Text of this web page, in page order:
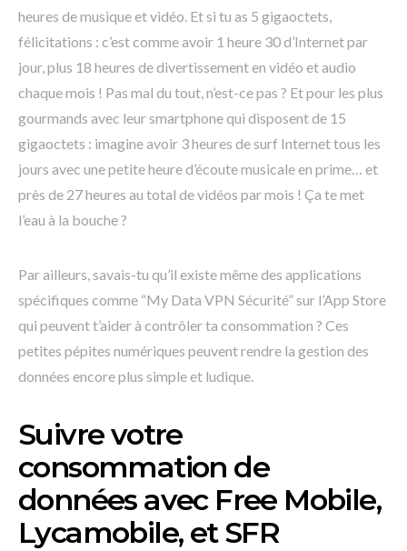
heures de musique et vidéo. Et si tu as 5 gigaoctets,
félicitations : c’est comme avoir 1 heure 30 d’Internet par
jour, plus 18 heures de divertissement en vidéo et audio
chaque mois ! Pas mal du tout, n’est-ce pas ? Et pour les plus
gourmands avec leur smartphone qui disposent de 15
gigaoctets : imagine avoir 3 heures de surf Internet tous les
jours avec une petite heure d’écoute musicale en prime… et
près de 27 heures au total de vidéos par mois ! Ça te met
l’eau à la bouche ?
Par ailleurs, savais-tu qu’il existe même des applications
spécifiques comme “My Data VPN Sécurité” sur l’App Store
qui peuvent t’aider à contrôler ta consommation ? Ces
petites pépites numériques peuvent rendre la gestion des
données encore plus simple et ludique.
Suivre votre
consommation de
données avec Free Mobile,
Lycamobile, et SFR